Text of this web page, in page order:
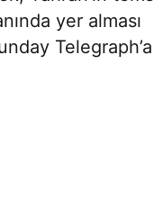
yer alması
Telegraph’a